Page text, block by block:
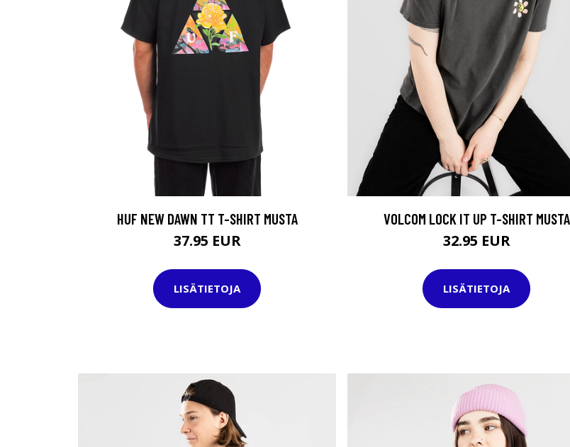
HUF NEW DAWN TT T-SHIRT MUSTA
37.95 EUR
LISÄTIETOJA
VOLCOM LOCK IT UP T-SHIRT MUSTA
32.95 EUR
LISÄTIETOJA